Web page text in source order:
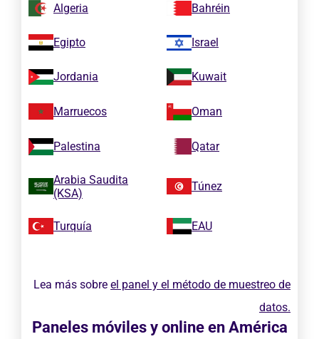
Algeria Bahréin
Egipto Israel
Jordania Kuwait
Marruecos Oman
Palestina Qatar
Arabia Saudita
(KSA)
Túnez
Turquía EAU
Lea más sobre el panel y el método de muestreo de
datos.
Paneles móviles y online en América